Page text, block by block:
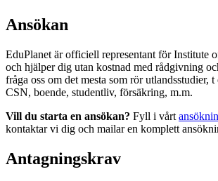
Ansökan
EduPlanet är officiell representant för Institute
och hjälper dig utan kostnad med rådgivning
fråga oss om det mesta som rör utlandsstudier,
CSN, boende, studentliv, försäkring, m.m.
Vill du starta en ansökan? Fyll i vårt
kontaktar vi dig och mailar en komplett
Antagningskrav